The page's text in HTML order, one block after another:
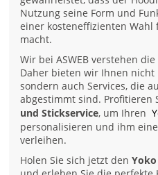
Nutzung seine Form und
einer kosteneffizienten
macht.
Wir bei ASWEB verstehen
Daher bieten wir Ihnen
sondern auch Services, die
abgestimmt sind. Profitieren
und Stickservice, um Ihren
personalisieren und ihm
verleihen.
Holen Sie sich jetzt den